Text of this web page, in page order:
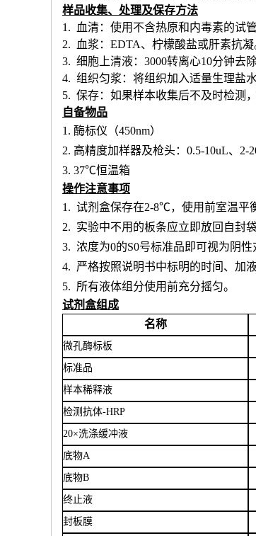
样品收集、处理及保存方法
1. 血清：使用不含热原和内毒素的试
2. 血浆：EDTA、柠檬酸盐或肝素抗凝
3. 细胞上清液：3000转离心10分钟去
4. 组织匀浆：将组织加入适量生理盐
5. 保存：如果样本收集后不及时检测
自备物品
1. 酶标仪（450nm）
2. 高精度加样器及枪头： 0.5-10uL、2-
3. 37℃恒温箱
操作注意事项
1. 试剂盒保存在2-8℃，使用前室温平
2. 实验中不用的板条应立即放回自封
3. 浓度为0的S0号标准品即可视为阴
4. 严格按照说明书中标明的时间、加
5. 所有液体组分使用前充分摇匀。
试剂盒组成
名称
微孔酶标板
标准品
样本稀释液
检测抗体-HRP
20×洗涤缓冲液
底物A
底物B
终止液
封板膜